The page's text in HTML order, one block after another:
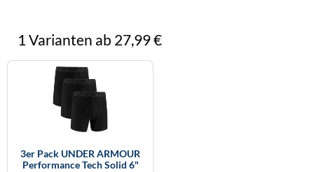
1 Varianten ab 27,99 €
3er Pack UNDER ARMOUR
Performance Tech Solid 6"